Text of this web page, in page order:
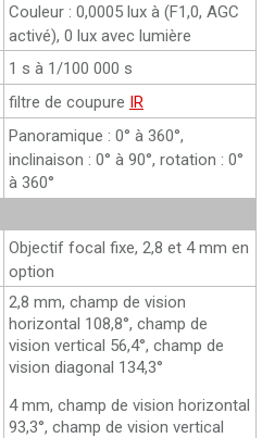
Couleur : 0,0005 lux à (F1,0, AGC
activé), 0 lux avec lumière
1 s à 1/100 000 s
filtre de coupure IR
Panoramique : 0° à 360°,
inclinaison : 0° à 90°, rotation : 0°
à 360°
Objectif focal fixe, 2,8 et 4 mm en
option
2,8 mm, champ de vision
horizontal 108,8°, champ de
vision vertical 56,4°, champ de
vision diagonal 134,3°
4 mm, champ de vision horizontal
93,3°, champ de vision vertical